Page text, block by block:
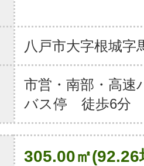
八戸市大字根城字
市営・南部・高
バス停 徒歩6分
305.00㎡(92.26